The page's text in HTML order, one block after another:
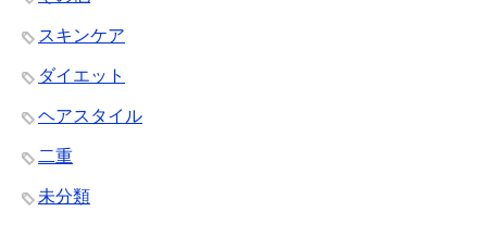
スキンケア
ダイエット
ヘアスタイル
二重
未分類